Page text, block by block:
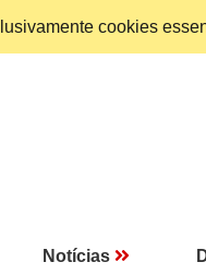
cookies
Notícias